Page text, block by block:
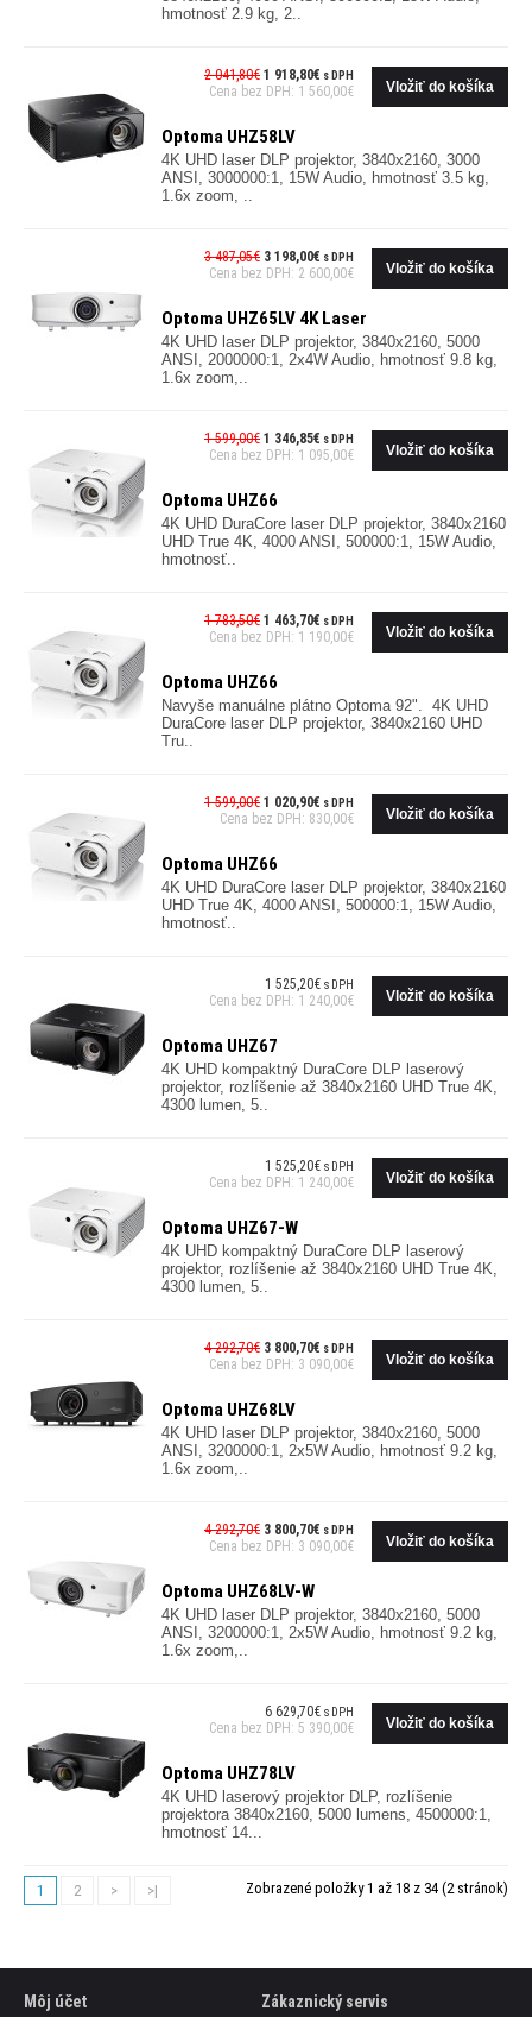
hmotnosť 2.9 kg, 2..
2 041,80€ 1 918,80€ s DPH
Cena bez DPH: 1 560,00€
Optoma UHZ58LV
4K UHD laser DLP projektor, 3840x2160, 3000
ANSI, 3000000:1, 15W Audio, hmotnosť 3.5 kg,
1.6x zoom, ..
3 487,05€ 3 198,00€ s DPH
Cena bez DPH: 2 600,00€
Optoma UHZ65LV 4K Laser
4K UHD laser DLP projektor, 3840x2160, 5000
ANSI, 2000000:1, 2x4W Audio, hmotnosť 9.8 kg,
1.6x zoom,..
1 599,00€ 1 346,85€ s DPH
Cena bez DPH: 1 095,00€
Optoma UHZ66
4K UHD DuraCore laser DLP projektor, 3840x2160
UHD True 4K, 4000 ANSI, 500000:1, 15W Audio,
hmotnosť..
1 783,50€ 1 463,70€ s DPH
Cena bez DPH: 1 190,00€
Optoma UHZ66
Navyše manuálne plátno Optoma 92". 4K UHD
DuraCore laser DLP projektor, 3840x2160 UHD
Tru..
1 599,00€ 1 020,90€ s DPH
Cena bez DPH: 830,00€
Optoma UHZ66
4K UHD DuraCore laser DLP projektor, 3840x2160
UHD True 4K, 4000 ANSI, 500000:1, 15W Audio,
hmotnosť..
1 525,20€ s DPH
Cena bez DPH: 1 240,00€
Optoma UHZ67
4K UHD kompaktný DuraCore DLP laserový
projektor, rozlíšenie až 3840x2160 UHD True 4K,
4300 lumen, 5..
1 525,20€ s DPH
Cena bez DPH: 1 240,00€
Optoma UHZ67-W
4K UHD kompaktný DuraCore DLP laserový
projektor, rozlíšenie až 3840x2160 UHD True 4K,
4300 lumen, 5..
4 292,70€ 3 800,70€ s DPH
Cena bez DPH: 3 090,00€
Optoma UHZ68LV
4K UHD laser DLP projektor, 3840x2160, 5000
ANSI, 3200000:1, 2x5W Audio, hmotnosť 9.2 kg,
1.6x zoom,..
4 292,70€ 3 800,70€ s DPH
Cena bez DPH: 3 090,00€
Optoma UHZ68LV-W
4K UHD laser DLP projektor, 3840x2160, 5000
ANSI, 3200000:1, 2x5W Audio, hmotnosť 9.2 kg,
1.6x zoom,..
6 629,70€ s DPH
Cena bez DPH: 5 390,00€
Optoma UHZ78LV
4K UHD laserový projektor DLP, rozlíšenie
projektora 3840x2160, 5000 lumens, 4500000:1,
hmotnosť 14...
1 2 > >| Zobrazené položky 1 až 18 z 34 (2 stránok)
Môj účet Zákaznický servis